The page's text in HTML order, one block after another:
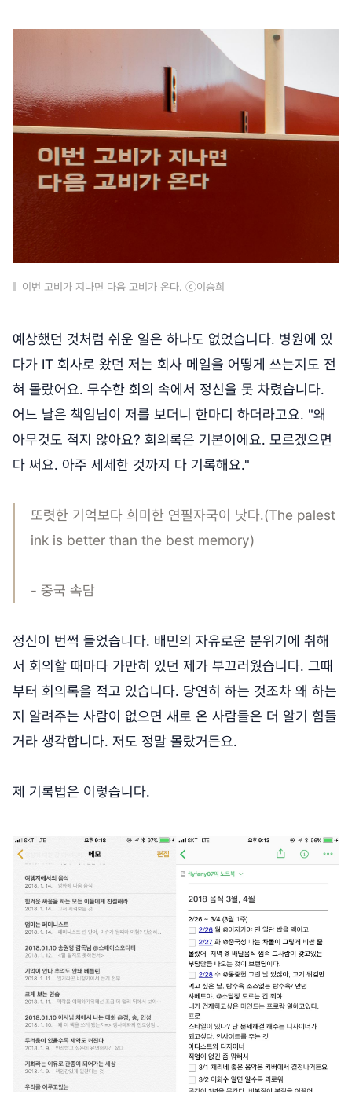
이번 고비가 지나면 다음 고비가 온다. ⓒ이승희
예상했던 것처럼 쉬운 일은 하나도 없었습니다. 병원에 있
다가 IT 회사로 왔던 저는 회사 메일을 어떻게 쓰는지도 전
혀 몰랐어요. 무수한 회의 속에서 정신을 못 차렸습니다.
어느 날은 책임님이 저를 보더니 한마디 하더라고요. "왜
아무것도 적지 않아요? 회의록은 기본이에요. 모르겠으면
다 써요. 아주 세세한 것까지 다 기록해요."
또렷한 기억보다 희미한 연필자국이 낫다.(The palest
ink is better than the best memory)
- 중국 속담
정신이 번쩍 들었습니다. 배민의 자유로운 분위기에 취해
서 회의할 때마다 가만히 있던 제가 부끄러웠습니다. 그때
부터 회의록을 적고 있습니다. 당연히 하는 것조차 왜 하는
지 알려주는 사람이 없으면 새로 온 사람들은 더 알기 힘들
거라 생각합니다. 저도 정말 몰랐거든요.
제 기록법은 이렇습니다.